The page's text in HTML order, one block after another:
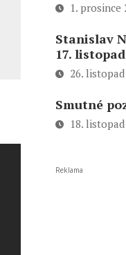
1. prosince
Stanislav
17.
26.
Smutné
18.
Reklama